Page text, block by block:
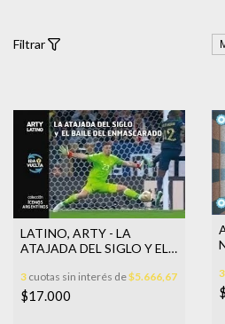
Filtrar
LATINO, ARTY - LA
ATAJADA DEL SIGLO Y EL
ENMASCARADO
3 cuotas sin interés de$5.666,67
$17.000
3